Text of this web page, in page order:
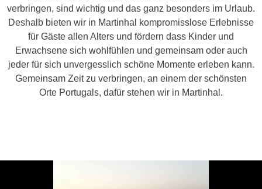
verbringen, sind wichtig und das ganz besonders im Urlaub.
Deshalb bieten wir in Martinhal kompromisslose Erlebnisse
für Gäste allen Alters und fördern dass Kinder und
Erwachsene sich wohlfühlen und gemeinsam oder auch
jeder für sich unvergesslich schöne Momente erleben kann.
Gemeinsam Zeit zu verbringen, an einem der schönsten
Orte Portugals, dafür stehen wir in Martinhal.